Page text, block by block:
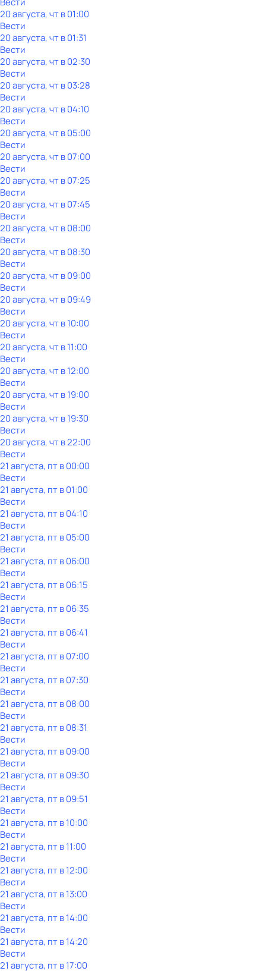
20 августа, чт в 01:00
Вести
20 августа, чт в 01:31
Вести
20 августа, чт в 02:30
Вести
20 августа, чт в 03:28
Вести
20 августа, чт в 04:10
Вести
20 августа, чт в 05:00
Вести
20 августа, чт в 07:00
Вести
20 августа, чт в 07:25
Вести
20 августа, чт в 07:45
Вести
20 августа, чт в 08:00
Вести
20 августа, чт в 08:30
Вести
20 августа, чт в 09:00
Вести
20 августа, чт в 09:49
Вести
20 августа, чт в 10:00
Вести
20 августа, чт в 11:00
Вести
20 августа, чт в 12:00
Вести
20 августа, чт в 19:00
Вести
20 августа, чт в 19:30
Вести
20 августа, чт в 22:00
Вести
21 августа, пт в 00:00
Вести
21 августа, пт в 01:00
Вести
21 августа, пт в 04:10
Вести
21 августа, пт в 05:00
Вести
21 августа, пт в 06:00
Вести
21 августа, пт в 06:15
Вести
21 августа, пт в 06:35
Вести
21 августа, пт в 06:41
Вести
21 августа, пт в 07:00
Вести
21 августа, пт в 07:30
Вести
21 августа, пт в 08:00
Вести
21 августа, пт в 08:31
Вести
21 августа, пт в 09:00
Вести
21 августа, пт в 09:30
Вести
21 августа, пт в 09:51
Вести
21 августа, пт в 10:00
Вести
21 августа, пт в 11:00
Вести
21 августа, пт в 12:00
Вести
21 августа, пт в 13:00
Вести
21 августа, пт в 14:00
Вести
21 августа, пт в 14:20
Вести
21 августа, пт в 17:00